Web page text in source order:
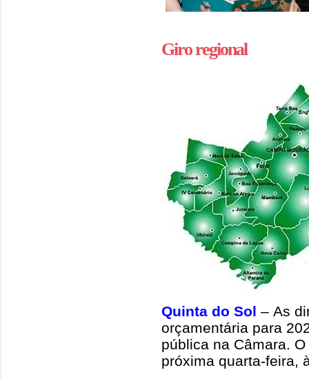
Giro regional
Quinta do Sol – As
orçamentária para
pública na Câmara.
próxima quarta-feira,